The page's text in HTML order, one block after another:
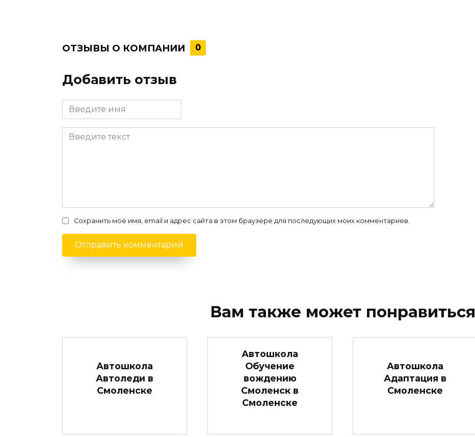
ОТЗЫВЫ О КОМПАНИИ 0
Добавить отзыв
Сохранить моё имя, email и адрес сайта в этом браузере для последующих моих комментариев.
Вам также может понравиться
Автошкола
Автоледи в
Смоленске
Автошкола
Обучение
вождению
Смоленск в
Смоленске
Автошкола
Адаптация в
Смоленске